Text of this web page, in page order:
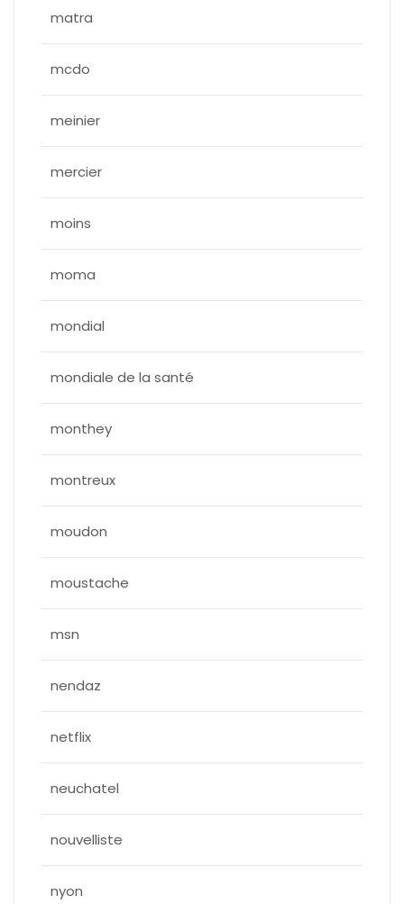
matra
mcdo
meinier
mercier
moins
moma
mondial
mondiale de la santé
monthey
montreux
moudon
moustache
msn
nendaz
netflix
neuchatel
nouvelliste
nyon